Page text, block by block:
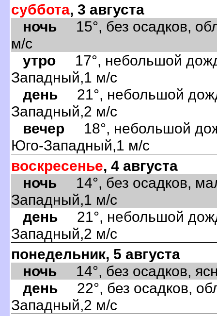
суббота, 3 августа
ночь 15°, без осадков,
м/с
утро 17°, небольшой
Западный,1 м/с
день 21°, небольшой
Западный,2 м/с
вечер 18°, небольшой
Юго-Западный,1 м/с
воскресенье, 4 августа
ночь 14°, без осадков,
Западный,1 м/с
день 21°, небольшой
Западный,2 м/с
понедельник, 5 августа
ночь 14°, без осадков,
день 22°, без осадков,
Западный,2 м/с